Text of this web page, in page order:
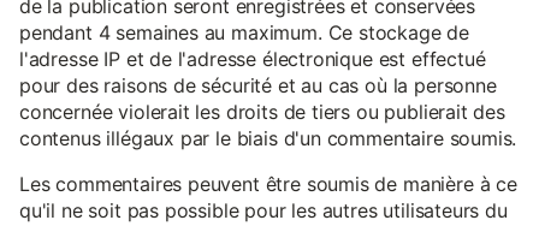
de la publication seront enregistrées et conservées
pendant 4 semaines au maximum. Ce stockage de
l'adresse IP et de l'adresse électronique est effectué
pour des raisons de sécurité et au cas où la personne
concernée violerait les droits de tiers ou publierait des
contenus illégaux par le biais d'un commentaire soumis.
Les commentaires peuvent être soumis de manière à ce
qu'il ne soit pas possible pour les autres utilisateurs du